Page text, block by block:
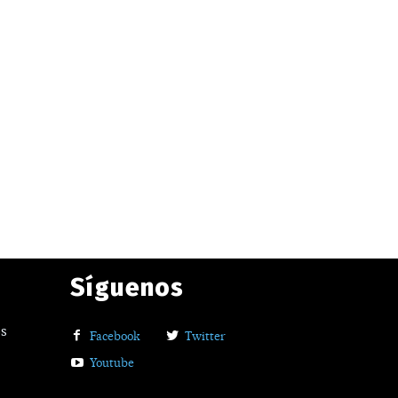
Síguenos
Facebook
Twitter
Youtube